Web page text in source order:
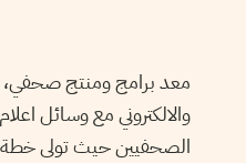
معد برامج ومنتج صحفي،
والالكتروني مع وسائل
الصحفيين حيث تولى خطة